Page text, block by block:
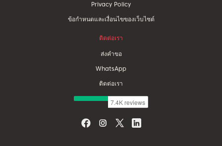
Privacy Policy
ข้อกำหนดและเงื่อนไขของเว็บไซต์
ติดต่อเรา
ส่งคำขอ
WhatsApp
ติดต่อเรา